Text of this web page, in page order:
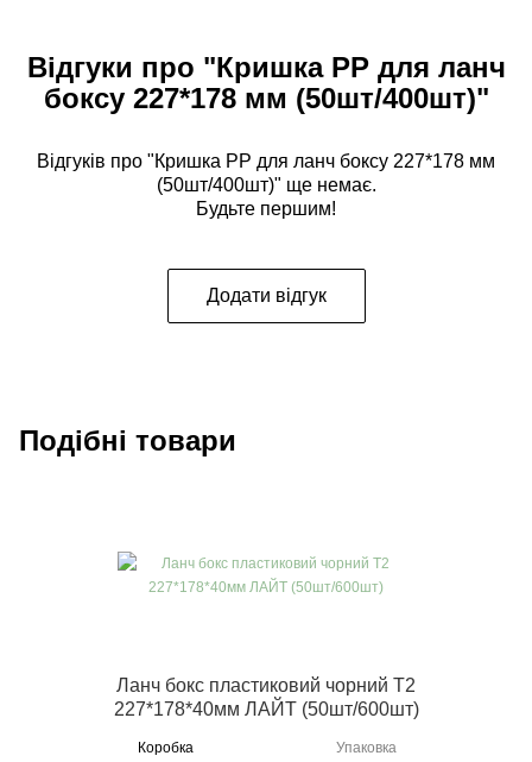
Відгуки про "Кришка РР для ланч
боксу 227*178 мм (50шт/400шт)"
Відгуків про "Кришка РР для ланч боксу 227*178 мм
(50шт/400шт)" ще немає.
Будьте першим!
Додати відгук
Подібні товари
Ланч бокс пластиковий чорний Т2
227*178*40мм ЛАЙТ (50шт/600шт)
Коробка
Упаковка